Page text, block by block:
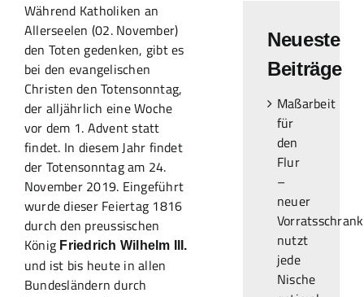
Während Katholiken an
Allerseelen (02. November)
den Toten gedenken, gibt es
bei den evangelischen
Christen den Totensonntag,
der alljährlich eine Woche
vor dem 1. Advent statt
findet. In diesem Jahr findet
der Totensonntag am 24.
November 2019. Eingeführt
wurde dieser Feiertag 1816
durch den preussischen
König Friedrich Wilhelm III.
und ist bis heute in allen
Bundesländern durch
Neueste
Beiträge
Maßarbeit
für
den
Flur
–
neuer
Vorratsschrank
nutzt
jede
Nische